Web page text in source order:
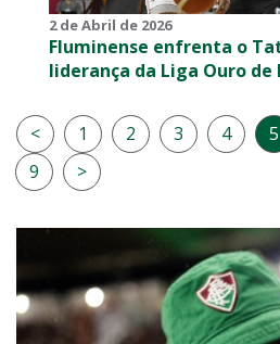
2 de Abril de 2026
Fluminense enfrenta o
liderança da Liga Ouro de
< 1 2 3 4 5
9
>